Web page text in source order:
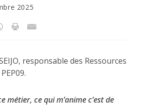
2025
responsable des Ressources
métier, ce qui m’anime c’est de